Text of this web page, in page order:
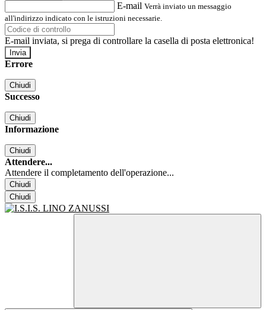
E-mail Verrà inviato un messaggio
all'indirizzo indicato con le istruzioni necessarie.
E-mail inviata, si prega di controllare la casella di posta elettronica!
Errore
Chiudi
Successo
Chiudi
Informazione
Chiudi
Attendere...
Attendere il completamento dell'operazione...
Chiudi
Chiudi